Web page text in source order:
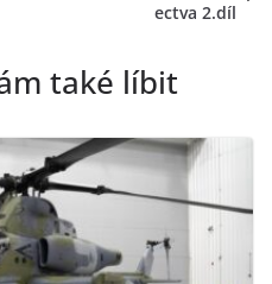
ectva 2.díl
také líbit